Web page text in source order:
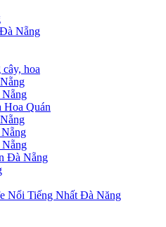
Nẵng
hoa
Hoa Quán
Đà Nẵng
Nổi Tiếng Nhất Đà Năng